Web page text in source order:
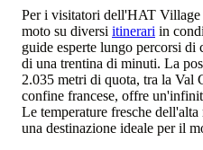
Per i visitatori dell'HAT Village
moto su diversi itinerari in
guide esperte lungo percorsi
di una trentina di minuti. La
2.035 metri di quota, tra la Val
confine francese, offre
Le temperature fresche
una destinazione ideale per il